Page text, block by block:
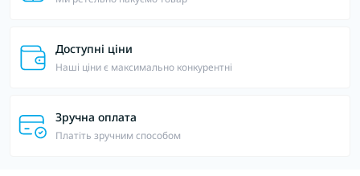
Доступні ціни
Наші ціни є максимально конкурентні
Зручна оплата
Платіть зручним способом